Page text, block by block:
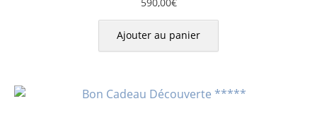
Ajouter au panier